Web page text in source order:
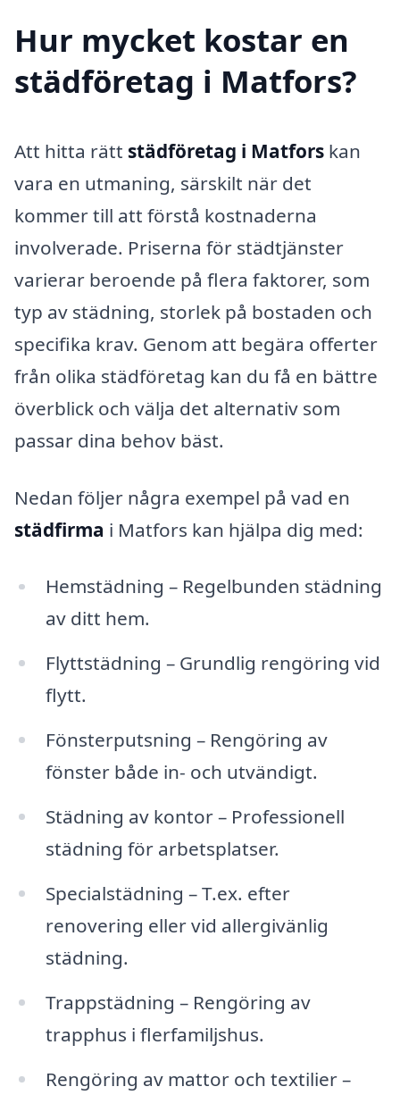
Hur mycket kostar en
städföretag i Matfors?
Att hitta rätt städföretag i Matfors kan
vara en utmaning, särskilt när det
kommer till att förstå kostnaderna
involverade. Priserna för städtjänster
varierar beroende på flera faktorer, som
typ av städning, storlek på bostaden och
specifika krav. Genom att begära offerter
från olika städföretag kan du få en bättre
överblick och välja det alternativ som
passar dina behov bäst.
Nedan följer några exempel på vad en
städfirma i Matfors kan hjälpa dig med:
Hemstädning – Regelbunden städning
av ditt hem.
Flyttstädning – Grundlig rengöring vid
flytt.
Fönsterputsning – Rengöring av
fönster både in- och utvändigt.
Städning av kontor – Professionell
städning för arbetsplatser.
Specialstädning – T.ex. efter
renovering eller vid allergivänlig
städning.
Trappstädning – Rengöring av
trapphus i flerfamiljshus.
Rengöring av mattor och textilier –